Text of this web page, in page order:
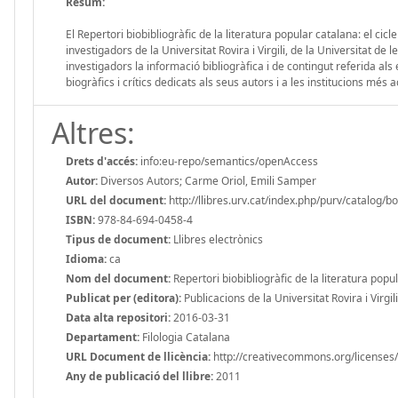
El Repertori biobibliogràfic de la literatura popular catalana: el
investigadors de la Universitat Rovira i Virgili, de la Universitat de
investigadors la informació bibliogràfica i de contingut referida als
biogràfics i crítics dedicats als seus autors i a les institucions més
Altres:
Drets d'accés: info:eu-repo/semantics/openAccess
Autor: Diversos Autors; Carme Oriol, Emili Samper
URL del document: http://llibres.urv.cat/index.php/purv/catalog/
ISBN:978-84-694-0458-4
Tipus de document: Llibres electrònics
Idioma:ca
Nom del document: Repertori biobibliogràfic de la literatura
Publicat per (editora): Publicacions de la Universitat Rovira i Virgili
Data alta repositori:2016-03-31
Departament: Filologia Catalana
URL Document de llicència: http://creativecommons.org/
Any de publicació del llibre:2011